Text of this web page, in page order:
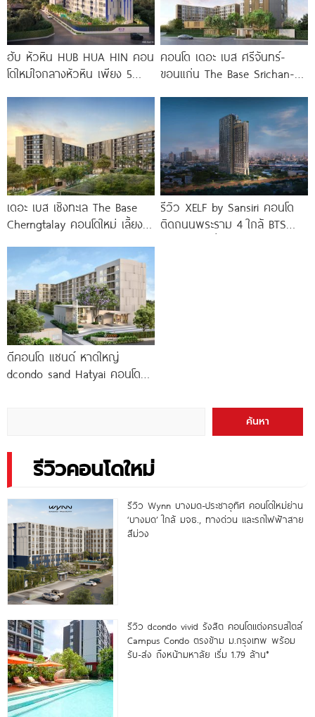
ฮับ หัวหิน HUB HUA HIN คอน
โดใหม่ใจกลางหัวหิน เพียง 5
คอนโด เดอะ เบส ศรีจันทร์-
ขอนแก่น The Base Srichan-
ขอนแก่น
เดอะ เบส เชิงทะเล The Base
Cherngtalay คอนโดใหม่ เลี้ยง
รีวิว XELF by Sansiri คอนโด
ติดถนนพระราม 4 ใกล้ BTS
ดีคอนโด แซนด์ หาดใหญ่
dcondo sand Hatyai คอนโด
ค้นหา
รีวิวคอนโดใหม่
รีวิว Wynn บางมด-ประชาอุทิศ คอนโดใหม่ย่าน
‘บางมด’ ใกล้ มจธ., ทางด่วน และรถไฟฟ้าสาย
สีม่วง
รีวิว dcondo vivid รังสิต คอนโดแต่งครบสไตล์
Campus Condo ตรงข้าม ม.กรุงเทพ พร้อม
รับ-ส่ง ถึงหน้ามหาลัย เริ่ม 1.79 ล้าน*